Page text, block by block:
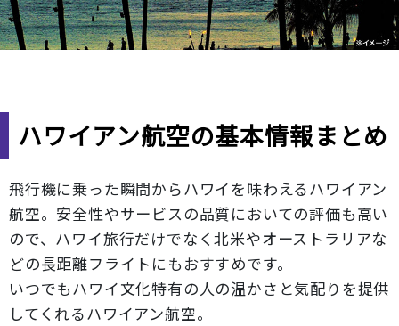
ハワイアン航空の基本情報まとめ
飛行機に乗った瞬間からハワイを味わえるハワイアン
航空。安全性やサービスの品質においての評価も高い
ので、ハワイ旅行だけでなく北米やオーストラリアな
どの長距離フライトにもおすすめです。
いつでもハワイ文化特有の人の温かさと気配りを提供
してくれるハワイアン航空。